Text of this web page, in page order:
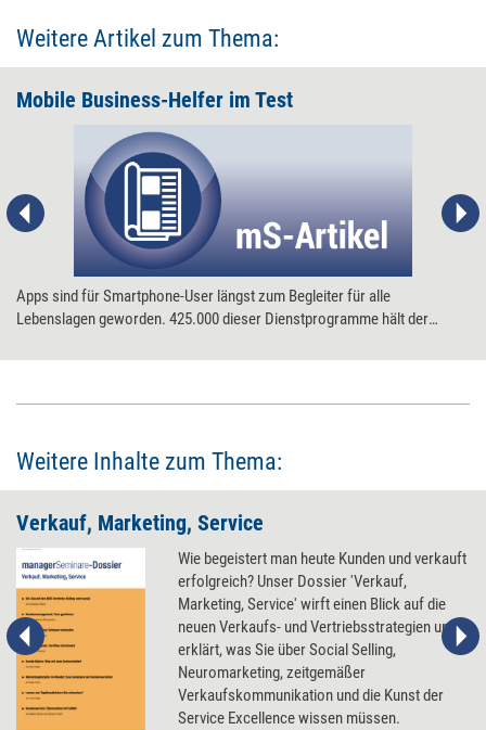
Weitere Artikel zum Thema:
Mobile Business-Helfer im Test
Apps sind für Smartphone-User längst zum Begleiter für alle
Lebenslagen geworden. 425.000 dieser Dienstprogramme hält der
der Wirtschaftsabteilung gestöbert - und fünf Dienstprogramme fürs
versprechen.
Weitere Inhalte zum Thema:
Verkauf, Marketing, Service
Wie begeistert man heute Kunden und verkauft
erfolgreich? Unser Dossier 'Verkauf,
Marketing, Service' wirft einen Blick auf die
neuen Verkaufs- und Vertriebsstrategien und
erklärt, was Sie über Social Selling,
Neuromarketing, zeitgemäßer
Verkaufskommunikation und die Kunst der
Service Excellence wissen müssen.